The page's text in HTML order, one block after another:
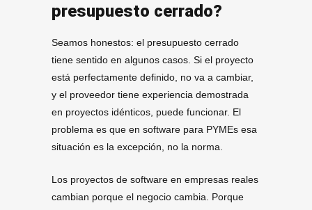
presupuesto cerrado?
Seamos honestos: el presupuesto cerrado
tiene sentido en algunos casos. Si el proyecto
está perfectamente definido, no va a cambiar,
y el proveedor tiene experiencia demostrada
en proyectos idénticos, puede funcionar. El
problema es que en software para PYMEs esa
situación es la excepción, no la norma.
Los proyectos de software en empresas reales
cambian porque el negocio cambia. Porque